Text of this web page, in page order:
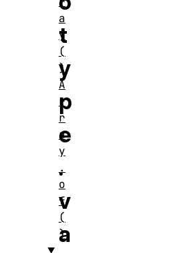
t
y
p
e
.
v
a
a
y
(
)
A
r
r
a
y
.
o
f
(
)